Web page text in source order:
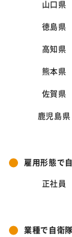
山口県
徳島県
高知県
熊本県
佐賀県
鹿児島県
雇用形態で
正社員
業種で自衛